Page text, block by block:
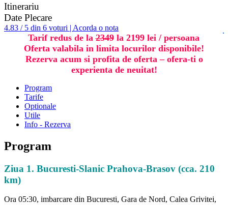
Itinerariu
Date Plecare
4.83 / 5 din 6 voturi | Acorda o nota
Tarif redus de la2349la 2199 lei / persoana
Oferta valabila in limita locurilor disponibile!
Rezerva acum si profita de oferta – ofera-ti o
experienta de neuitat!
Program
Tarife
Optionale
Utile
Info - Rezerva
Program
Ziua 1. Bucuresti-Slanic Prahova-Brasov (cca. 210
km)
Ora 05:30, imbarcare din Bucuresti, Gara de Nord, Calea Grivitei,